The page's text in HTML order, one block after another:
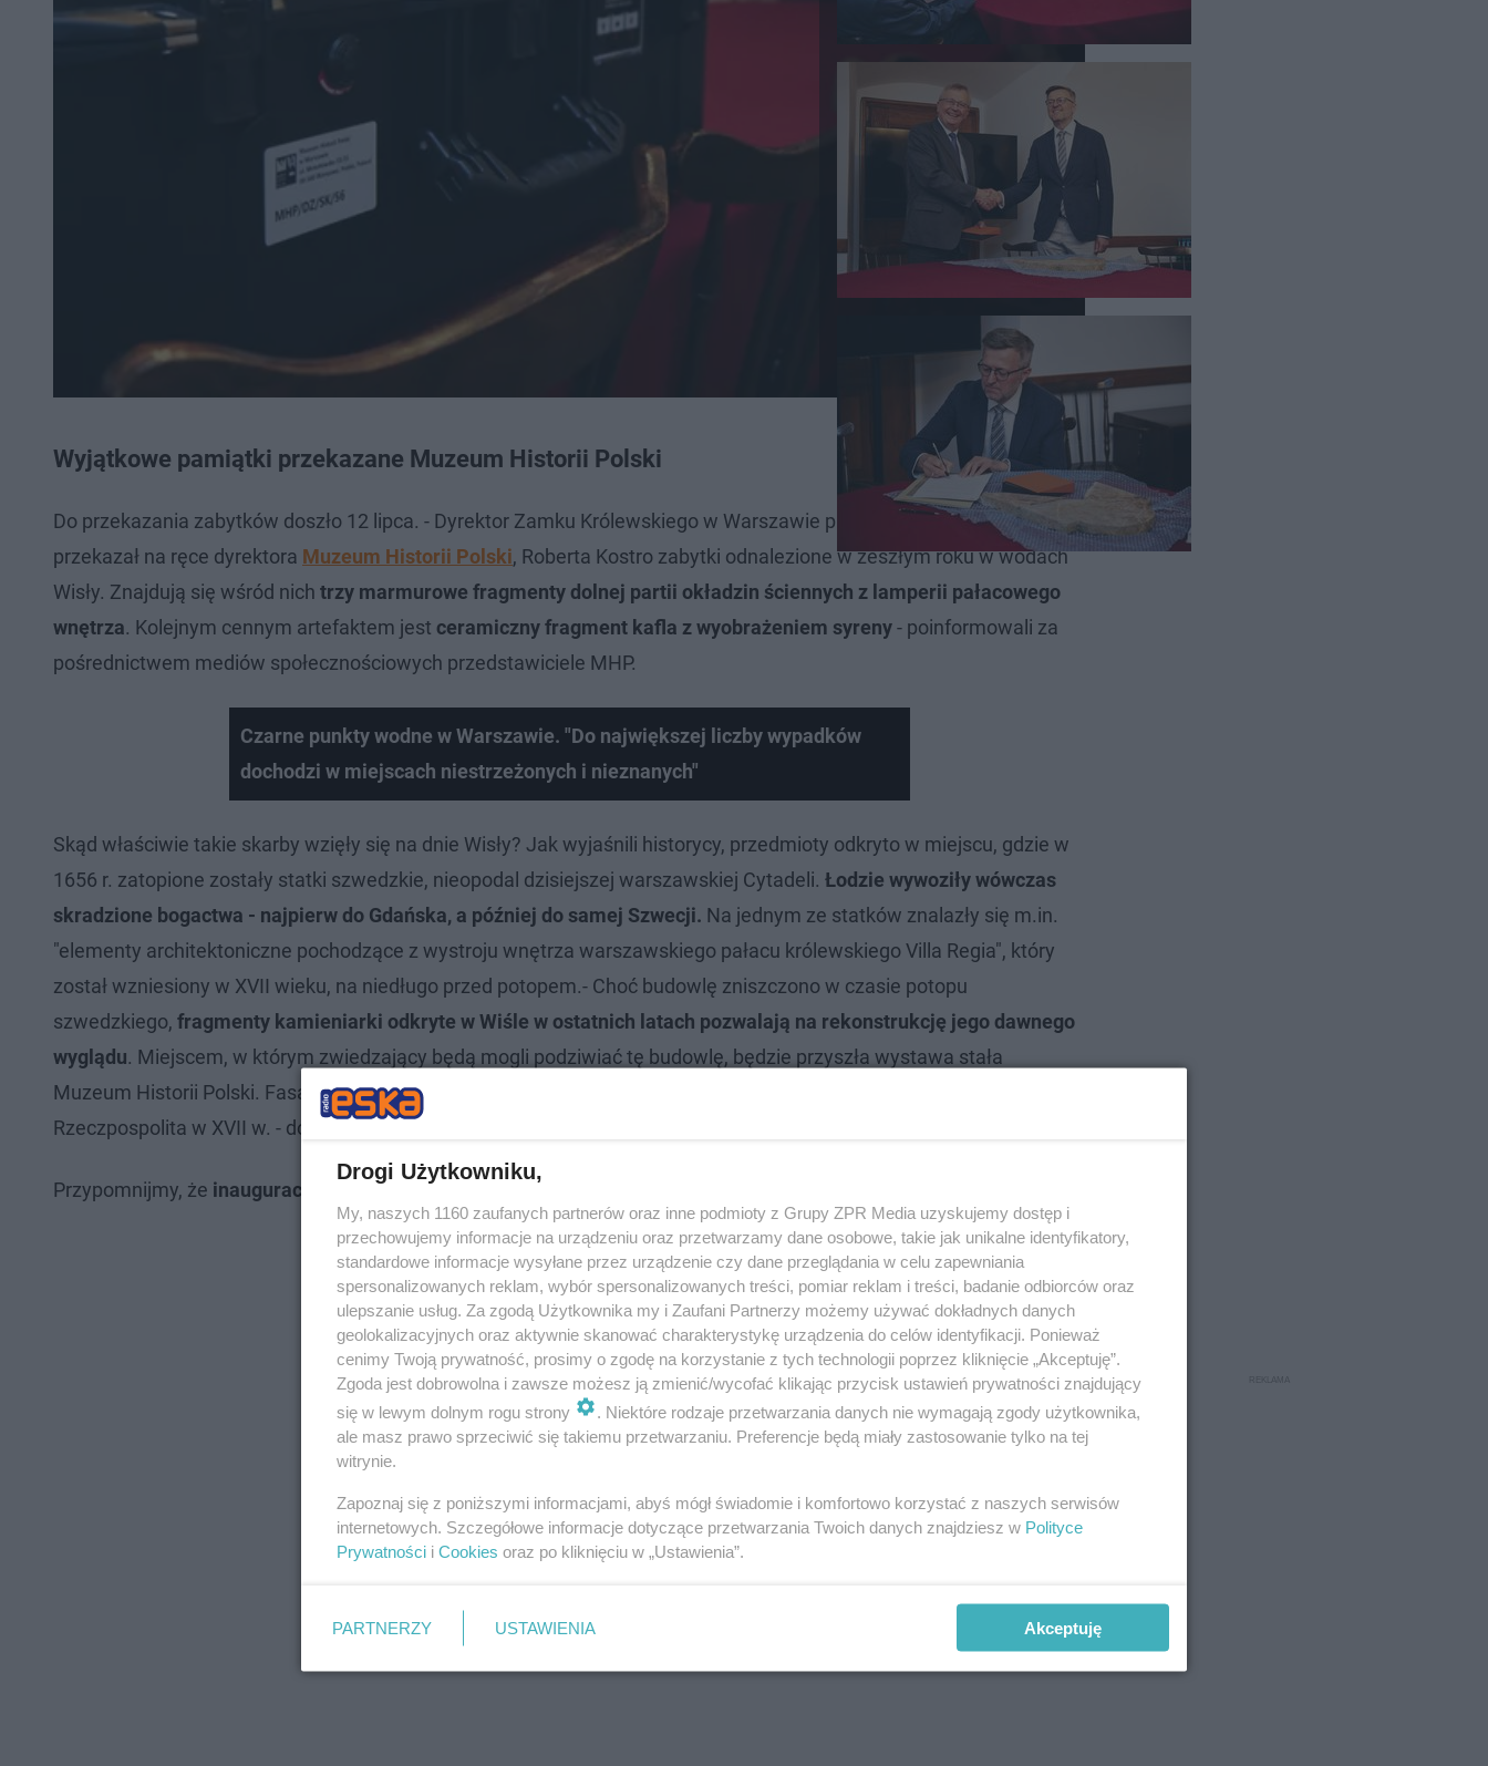
Wyjątkowe pamiątki przekazane Muzeum Historii Polski
Do przekazania zabytków doszło 12 lipca. - Dyrektor Zamku Królewskiego w Warszawie prof. Wojciech Fałkowski
przekazał na ręce dyrektora Muzeum Historii Polski, Roberta Kostro zabytki odnalezione w zeszłym roku w wodach
Wisły. Znajdują się wśród nich trzy marmurowe fragmenty dolnej partii okładzin ściennych z lamperii pałacowego
wnętrza. Kolejnym cennym artefaktem jest ceramiczny fragment kafla z wyobrażeniem syreny- poinformowali za
pośrednictwem mediów społecznościowych przedstawiciele MHP.
Czarne punkty wodne w Warszawie. "Do największej liczby wypadków
dochodzi w miejscach niestrzeżonych i nieznanych"
Skąd właściwie takie skarby wzięły się na dnie Wisły? Jak wyjaśnili historycy, przedmioty odkryto w miejscu, gdzie w
1656 r. zatopione zostały statki szwedzkie, nieopodal dzisiejszej warszawskiej Cytadeli. Łodzie wywoziły wówczas
skradzione bogactwa - najpierw do Gdańska, a później do samej Szwecji. Na jednym ze statków znalazły się m.in.
"elementy architektoniczne pochodzące z wystroju wnętrza warszawskiego pałacu królewskiego Villa Regia", który
został wzniesiony w XVII wieku, na niedługo przed potopem.- Choć budowlę zniszczono w czasie potopu
szwedzkiego, fragmenty kamieniarki odkryte w Wiśle w ostatnich latach pozwalają na rekonstrukcję jego dawnego
wyglądu. Miejscem, w którym zwiedzający będą mogli podziwiać tę budowlę, będzie przyszła wystawa stała
Muzeum Historii Polski. Fasada pałacu będzie jej elementem, ilustrując zniszczenia, których doświadczyła
Rzeczpospolita w XVII w. - dowiadujemy się.
Przypomnijmy, że inauguracja nowej siedziby MHP planowana jest na koniec września tego roku
Drogi Użytkowniku,
My, naszych 1160 zaufanych partnerów oraz inne podmioty z Grupy ZPR Media uzyskujemy dostęp i
przechowujemy informacje na urządzeniu oraz przetwarzamy dane osobowe, takie jak unikalne identyfikatory,
standardowe informacje wysyłane przez urządzenie czy dane przeglądania w celu zapewniania
spersonalizowanych reklam, wybór spersonalizowanych treści, pomiar reklam i treści, badanie odbiorców oraz
ulepszanie usług. Za zgodą Użytkownika my i Zaufani Partnerzy możemy używać dokładnych danych
geolokalizacyjnych oraz aktywnie skanować charakterystykę urządzenia do celów identyfikacji. Ponieważ
cenimy Twoją prywatność, prosimy o zgodę na korzystanie z tych technologii poprzez kliknięcie „Akceptuję”.
Zgoda jest dobrowolna i zawsze możesz ją zmienić/wycofać klikając przycisk ustawień prywatności znajdujący
się w lewym dolnym rogu strony
. Niektóre rodzaje przetwarzania danych nie wymagają zgody użytkownika,
ale masz prawo sprzeciwić się takiemu przetwarzaniu. Preferencje będą miały zastosowanie tylko na tej
witrynie.
Zapoznaj się z poniższymi informacjami, abyś mógł świadomie i komfortowo korzystać z naszych serwisów
internetowych. Szczegółowe informacje dotyczące przetwarzania Twoich danych znajdziesz w Polityce
Prywatności i Cookies oraz po kliknięciu w „Ustawienia”.
PARTNERZY USTAWIENIA Akceptuję